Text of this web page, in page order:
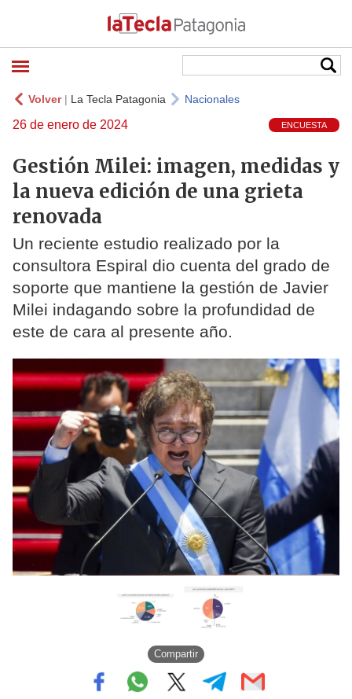
Volver| La Tecla Patagonia Nacionales
26 de enero de 2024 ENCUESTA
Gestión Milei: imagen, medidas y
la nueva edición de una grieta
renovada
Un reciente estudio realizado por la
consultora Espiral dio cuenta del grado de
soporte que mantiene la gestión de Javier
Milei indagando sobre la profundidad de
este de cara al presente año.
Compartir